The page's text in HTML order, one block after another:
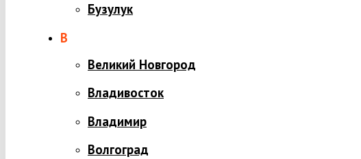
Бузулук
В
Великий Новгород
Владивосток
Владимир
Волгоград